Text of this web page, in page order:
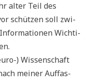
alter Teil des
schüt­zen soll zwi­
Wich­ti­
) Wis­sen­schaft
mei­ner Auf­fas­